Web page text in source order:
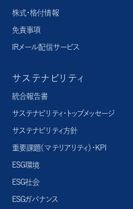
株式・格付情報
免責事項
IRメール配信サービス
サステナビリティ
統合報告書
サステナビリティ・トップメッセージ
サステナビリティ方針
重要課題（マテリアリティ）・KPI
ESG環境
ESG社会
ESGガバナンス